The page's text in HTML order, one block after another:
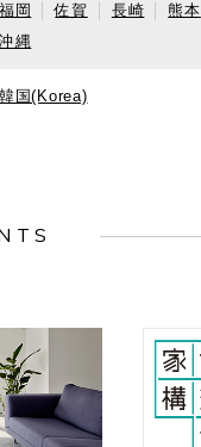
福岡 佐賀 長崎 熊本
縄
韓国(Korea)